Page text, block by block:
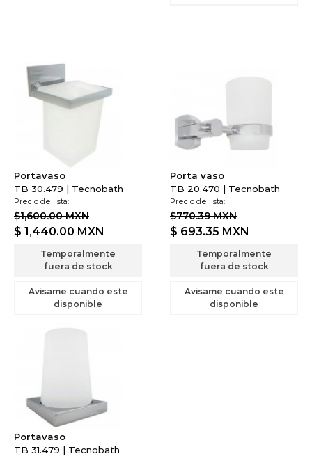
Portavaso
TB 30.479 | Tecnobath
Precio de lista:
$1,600.00 MXN
$ 1,440.00 MXN
Temporalmente
fuera de stock
Avisame cuando este
disponible
Porta vaso
TB 20.470 | Tecnobath
Precio de lista:
$770.39 MXN
$ 693.35 MXN
Temporalmente
fuera de stock
Avisame cuando este
disponible
Portavaso
TB 31.479 | Tecnobath